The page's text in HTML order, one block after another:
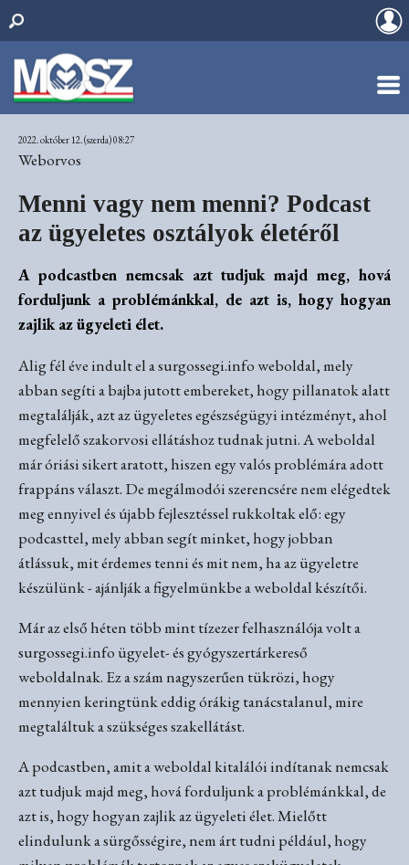
2022. október 12. (szerda) 08:27
Weborvos
Menni vagy nem menni? Podcast
az ügyeletes osztályok életéről
A podcastben nemcsak azt tudjuk majd meg, hová
forduljunk a problémánkkal, de azt is, hogy hogyan
zajlik az ügyeleti élet.
Alig fél éve indult el a surgossegi.info weboldal, mely
abban segíti a bajba jutott embereket, hogy pillanatok alatt
megtalálják, azt az ügyeletes egészségügyi intézményt, ahol
megfelelő szakorvosi ellátáshoz tudnak jutni. A weboldal
már óriási sikert aratott, hiszen egy valós problémára adott
frappáns választ. De megálmodói szerencsére nem elégedtek
meg ennyivel és újabb fejlesztéssel rukkoltak elő: egy
podcasttel, mely abban segít minket, hogy jobban
átlássuk, mit érdemes tenni és mit nem, ha az ügyeletre
készülünk - ajánlják a figyelmünkbe a weboldal készítői.
Már az első héten több mint tízezer felhasználója volt a
surgossegi.info ügyelet- és gyógyszertárkereső
weboldalnak. Ez a szám nagyszerűen tükrözi, hogy
mennyien keringtünk eddig órákig tanácstalanul, mire
megtaláltuk a szükséges szakellátást.
A podcastben, amit a weboldal kitalálói indítanak nemcsak
azt tudjuk majd meg, hová forduljunk a problémánkkal, de
azt is, hogy hogyan zajlik az ügyeleti élet. Mielőtt
elindulunk a sürgősségire, nem árt tudni például, hogy